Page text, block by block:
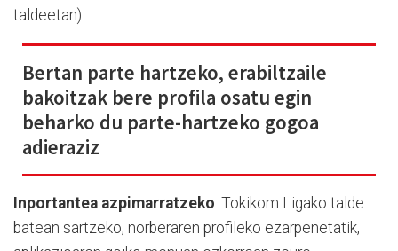
taldeetan).
Bertan parte hartzeko, erabiltzaile
bakoitzak bere profila osatu egin
beharko du parte-hartzeko gogoa
adieraziz
Inportantea azpimarratzeko: Tokikom Ligako talde
batean sartzeko, norberaren profileko ezarpenetatik,